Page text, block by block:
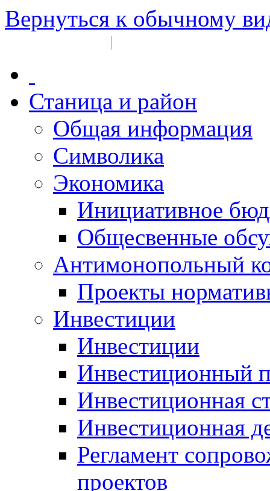
Вернуться к обычному
|
Станица и район
Общая информация
Символика
Экономика
Инициативное
Общесвенные
Антимонопольный
Проекты
Инвестиции
Инвестиции
Инвестиционный
Инвестиционная
Инвестиционная
Регламент
проектов